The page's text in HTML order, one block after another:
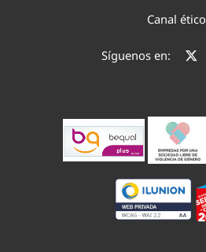
Canal ético
Síguenos en: